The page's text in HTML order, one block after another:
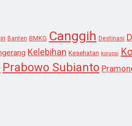
Banten BMKG Canggih Destinasi
Kelebihan Kesehatan korupsi
Prabowo Subianto